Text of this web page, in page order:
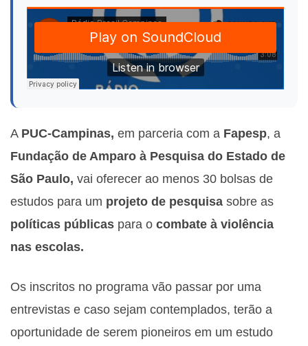
A PUC-Campinas, em parceria com a Fapesp, a
Fundação de Amparo à Pesquisa do Estado de
São Paulo, vai oferecer ao menos 30 bolsas de
estudos para um projeto de pesquisa sobre as
políticas públicas para o combate à violência
nas escolas.
Os inscritos no programa vão passar por uma
entrevistas e caso sejam contemplados, terão a
oportunidade de serem pioneiros em um estudo